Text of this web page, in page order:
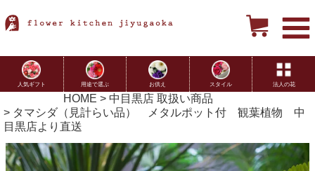
人気ギフト 用途で選ぶ お供え スタイル 法人の花
HOME
中目黒店 取扱い商品
タマシダ（見計らい品） メタルポット付 観葉植物 中
目黒店より直送